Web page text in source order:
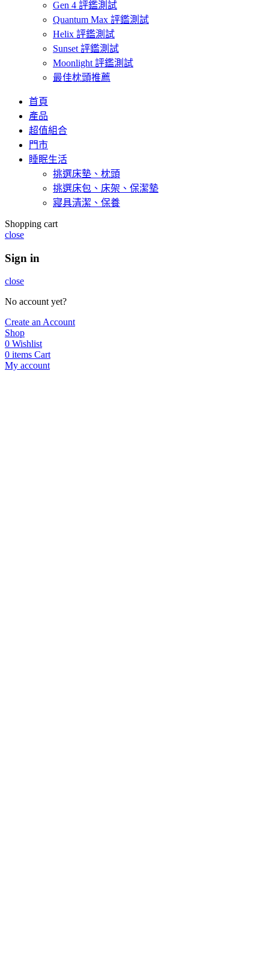
Gen 4 評鑑測試
Quantum Max 評鑑測試
Helix 評鑑測試
Sunset 評鑑測試
Moonlight 評鑑測試
最佳枕頭推薦
首頁
產品
超值組合
門市
睡眠生活
挑選床墊、枕頭
挑選床包、床架、保潔墊
寢具清潔、保養
Shopping cart
close
Sign in
close
No account yet?
Create an Account
Shop
0 Wishlist
0 items Cart
My account